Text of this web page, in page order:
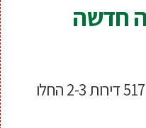
חדשה
בשורה לזוגות הצעירים בר"ג: 517 דירות 2-3 החלו